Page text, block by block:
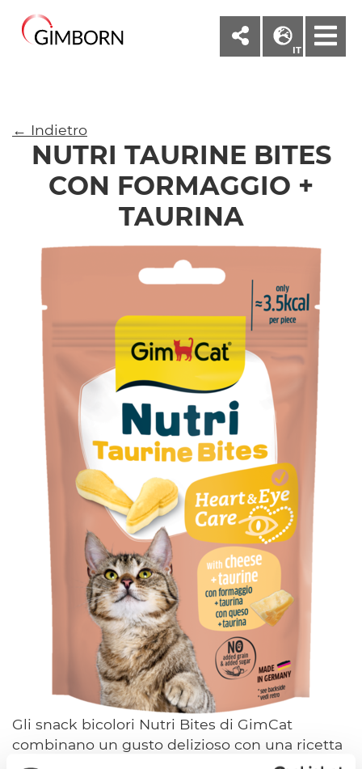
IT
← Indietro
NUTRI TAURINE BITES
CON FORMAGGIO +
TAURINA
Gli snack bicolori Nutri Bites di GimCat
combinano un gusto delizioso con una ricetta
appositamente formulata per il benessere del